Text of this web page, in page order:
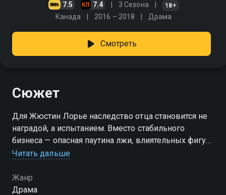
7.5 7.4 3 Сезона 18+
Канада 2016 – 2018 Драма
Смотреть
Сюжет
Для Жюстин Лорье наследство отца становится не
наградой, а испытанием. Вместо стабильного
бизнеса — опасная паутина лжи, влиятельных фигур
и тщательно скрытых преступлений. За маской
«национальная безопасность» — удобная ширма для
откатов, угроз и манипуляций. Оказавшись в
Читать дальше
Жанр
Драма